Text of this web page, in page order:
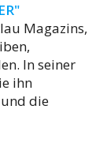
Magazins,
In seiner
ihn
die